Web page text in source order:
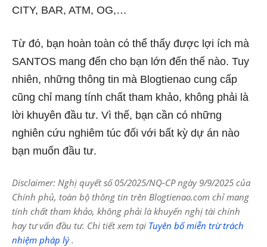
CITY, BAR, ATM, OG,…
Từ đó, bạn hoàn toàn có thể thấy được lợi ích mà
SANTOS mang đến cho bạn lớn đến thế nào. Tuy
nhiên, những thông tin mà Blogtienao cung cấp
cũng chỉ mang tính chất tham khảo, không phải là
lời khuyên đầu tư. Vì thế, bạn cần có những
nghiên cứu nghiêm túc đối với bất kỳ dự án nào
bạn muốn đầu tư.
Disclaimer: Nghị quyết số 05/2025/NQ-CP ngày 9/9/2025 của
Chính phủ, toàn bộ thông tin trên Blogtienao.com chỉ mang
tính chất tham khảo, không phải là khuyến nghị tài chính
hay tư vấn đầu tư. Chi tiết xem tại Tuyên bố miễn trừ trách
nhiệm pháp lý.